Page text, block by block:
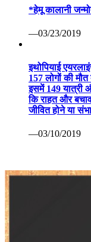
*हेमू कालानी
—03/23/2019
इथोपियाई
157 लोगों की मौत
इसमें 149
कि राहत और
जीवित होने या
—03/10/2019